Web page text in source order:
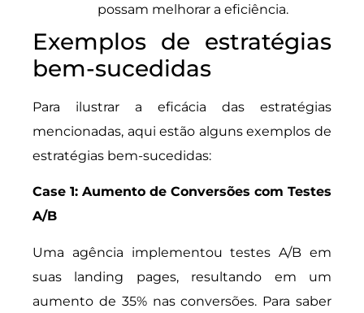
possam melhorar a eficiência.
Exemplos de estratégias
bem-sucedidas
Para ilustrar a eficácia das estratégias
mencionadas, aqui estão alguns exemplos de
estratégias bem-sucedidas:
Case 1: Aumento de Conversões com Testes
A/B
Uma agência implementou testes A/B em
suas landing pages, resultando em um
aumento de 35% nas conversões. Para saber